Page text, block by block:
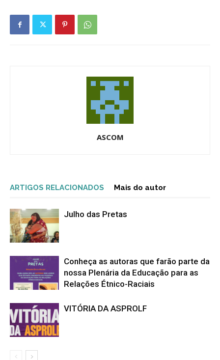
ASCOM
ARTIGOS RELACIONADOS Mais do autor
Julho das Pretas
Conheça as autoras que farão parte da
nossa Plenária da Educação para as
Relações Étnico-Raciais
VITÓRIA DA ASPROLF